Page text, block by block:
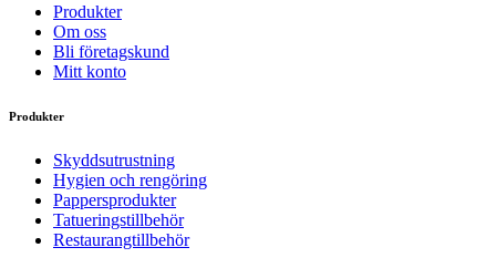
Produkter
Om oss
Bli företagskund
Mitt konto
Produkter
Skyddsutrustning
Hygien och rengöring
Pappersprodukter
Tatueringstillbehör
Restaurangtillbehör